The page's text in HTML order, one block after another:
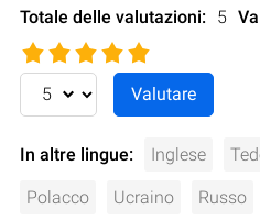
Totale delle valutazioni: 5
In altre lingue: Inglese
Polacco Ucraino Russo